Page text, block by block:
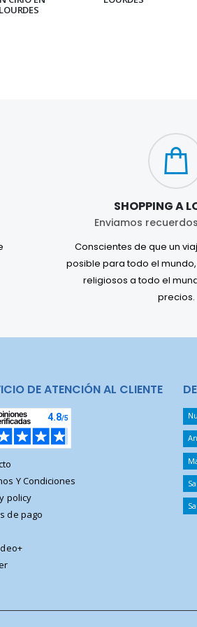
LOURDES
SHOPPING A
Enviamos
Conscientes de que un
posible para todo el
religiosos a todo el
precios.
DE ATENCIÓN AL CLIENTE
Y Condiciones
policy
de pago